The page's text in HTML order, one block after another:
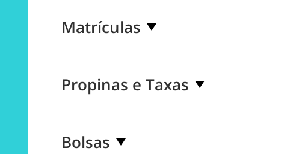
Matrículas
Propinas e Taxas
Bolsas